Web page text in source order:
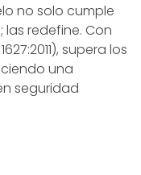
no solo cumple
redefine. Con
supera los
una
seguridad